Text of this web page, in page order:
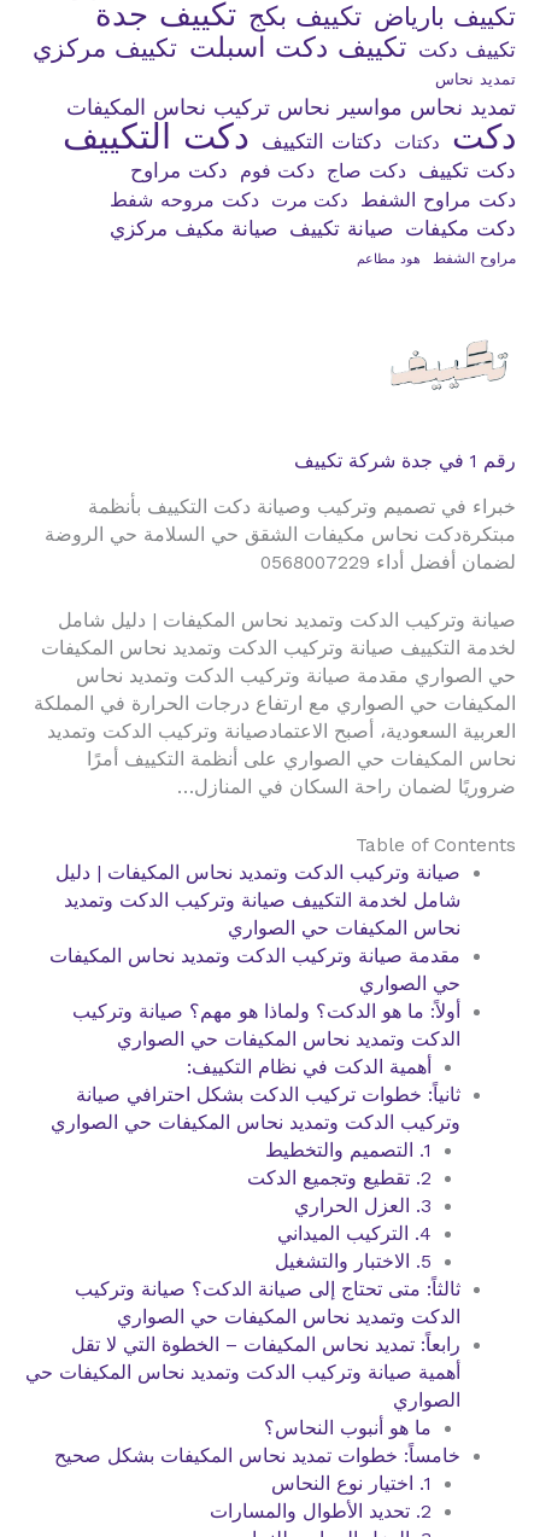
تكييف بارياض تكييف بكج تكييف جدة
تكييف دكت تكييف دكت اسبلت تكييف مركزي
تمديد نحاس
تمديد نحاس مواسير نحاس تركيب نحاس المكيفات
دكت دكتات دكتات التكييف دكت التكييف
دكت تكييف دكت صاج دكت فوم
دكت مراوح
دكت مراوح الشفط
دكت مرت دكت مروحه شفط
دكت مكيفات صيانة تكييف صيانة مكيف مركزي
مراوح الشفط هود مطاعم
رقم 1 في جدة شركة تكييف
خبراء في تصميم وتركيب وصيانة دكت التكييف بأنظمة
مبتكرةدكت نحاس مكيفات الشقق حي السلامة حي الروضة
لضمان أفضل أداء 0568007229
صيانة وتركيب الدكت وتمديد نحاس المكيفات | دليل شامل
لخدمة التكييف صيانة وتركيب الدكت وتمديد نحاس المكيفات
حي الصواري مقدمة صيانة وتركيب الدكت وتمديد نحاس
المكيفات حي الصواري مع ارتفاع درجات الحرارة في المملكة
العربية السعودية، أصبح الاعتمادصيانة وتركيب الدكت وتمديد
نحاس المكيفات حي الصواري على أنظمة التكييف أمرًا
ضروريًا لضمان راحة السكان في المنازل…
Table of Contents
صيانة وتركيب الدكت وتمديد نحاس المكيفات | دليل
شامل لخدمة التكييف صيانة وتركيب الدكت وتمديد
نحاس المكيفات حي الصواري
مقدمة صيانة وتركيب الدكت وتمديد نحاس المكيفات
حي الصواري
أولاً: ما هو الدكت؟ ولماذا هو مهم؟ صيانة وتركيب
الدكت وتمديد نحاس المكيفات حي الصواري
أهمية الدكت في نظام التكييف:
ثانياً: خطوات تركيب الدكت بشكل احترافي صيانة
وتركيب الدكت وتمديد نحاس المكيفات حي الصواري
1. التصميم والتخطيط
2. تقطيع وتجميع الدكت
3. العزل الحراري
4. التركيب الميداني
5. الاختبار والتشغيل
ثالثاً: متى تحتاج إلى صيانة الدكت؟ صيانة وتركيب
الدكت وتمديد نحاس المكيفات حي الصواري
رابعاً: تمديد نحاس المكيفات – الخطوة التي لا تقل
أهمية صيانة وتركيب الدكت وتمديد نحاس المكيفات حي
الصواري
ما هو أنبوب النحاس؟
خامساً: خطوات تمديد نحاس المكيفات بشكل صحيح
1. اختيار نوع النحاس
2. تحديد الأطوال والمسارات